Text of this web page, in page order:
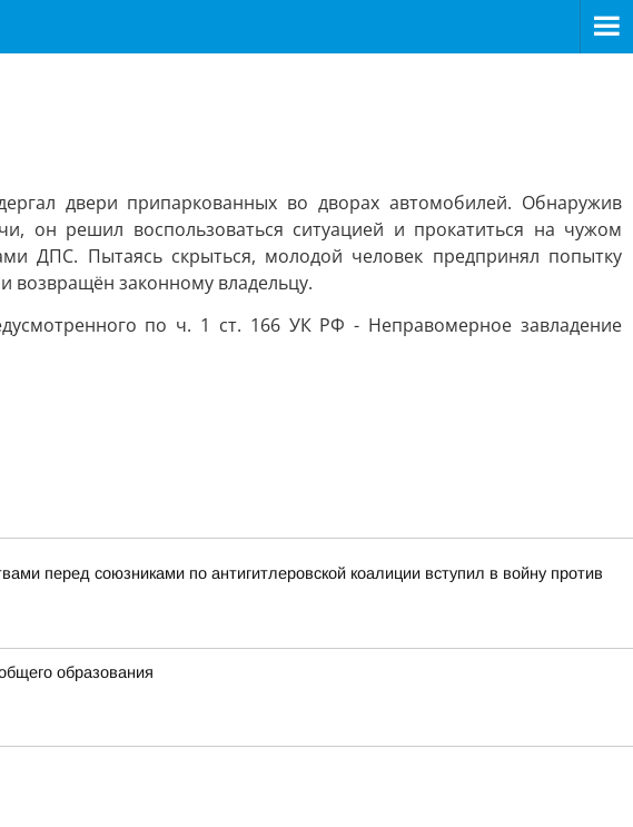
двери припаркованных во дворах автомобилей. Обнаружив
он решил воспользоваться ситуацией и прокатиться на чужом
ДПС. Пытаясь скрыться, молодой человек предпринял попытку
возвращён законному владельцу.
по ч. 1 ст. 166 УК РФ - Неправомерное завладение
перед союзниками по антигитлеровской коалиции вступил в войну против
образования